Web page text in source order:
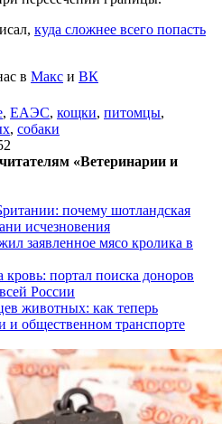
куда сложнее всего попасть
в Макс и ВК
, ЕАЭС, кощки, питомцы,
, собаки
«Ветеринарии и
почему шотландская
исчезновения
заявленное мясо кролика в
портал поиска доноров
России
животных: как теперь
и общественном транспорте